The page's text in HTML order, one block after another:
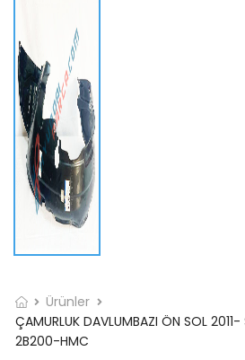
Ürünler
ÇAMURLUK DAVLUMBAZI ÖN SOL
2B200-HMC